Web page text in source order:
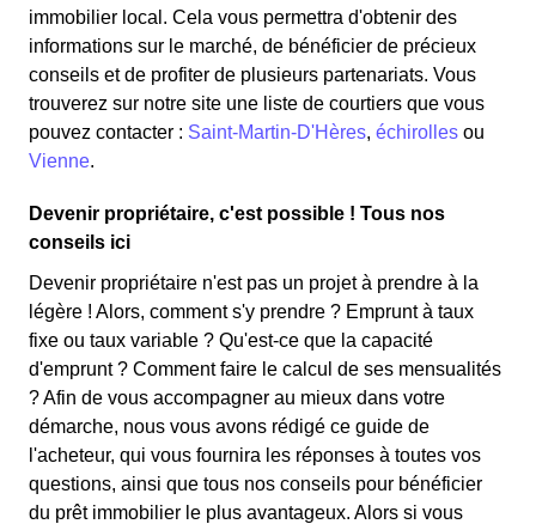
immobilier local. Cela vous permettra d'obtenir des
informations sur le marché, de bénéficier de précieux
conseils et de profiter de plusieurs partenariats. Vous
trouverez sur notre site une liste de courtiers que vous
pouvez contacter : Saint-Martin-D'Hères, échirolles ou
Vienne.
Devenir propriétaire, c'est possible ! Tous nos
conseils ici
Devenir propriétaire n'est pas un projet à prendre à la
légère ! Alors, comment s'y prendre ? Emprunt à taux
fixe ou taux variable ? Qu'est-ce que la capacité
d'emprunt ? Comment faire le calcul de ses mensualités
? Afin de vous accompagner au mieux dans votre
démarche, nous vous avons rédigé ce guide de
l'acheteur, qui vous fournira les réponses à toutes vos
questions, ainsi que tous nos conseils pour bénéficier
du prêt immobilier le plus avantageux. Alors si vous